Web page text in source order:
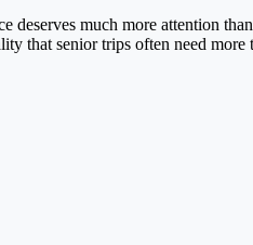
much more attention
that senior trips often need